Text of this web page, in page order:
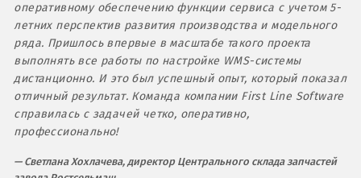
оперативному обеспечению функции сервиса с учетом 5-
летних перспектив развития производства и модельного
ряда. Пришлось впервые в масштабе такого проекта
выполнять все работы по настройке WMS-системы
дистанционно. И это был успешный опыт, который показал
отличный результат. Команда компании First Line Software
справилась с задачей четко, оперативно,
профессионально!
Светлана Хохлачева, директор Центрального склада запчастей